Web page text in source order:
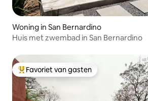
Woning in San Bernardino
Huis met zwembad in San Bernardino
Topfavoriet van gasten
Favoriet van gasten